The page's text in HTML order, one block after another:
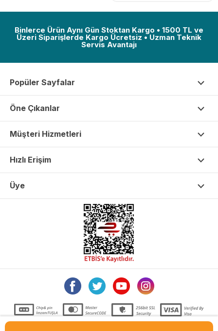
Binlerce Ürün Aynı Gün Stoktan Kargo • 1500 TL ve
Üzeri Siparişlerde Kargo Ücretsiz • Uzman Teknik
Servis Avantajı
Popüler Sayfalar
Öne Çıkanlar
Müşteri Hizmetleri
Hızlı Erişim
Üye